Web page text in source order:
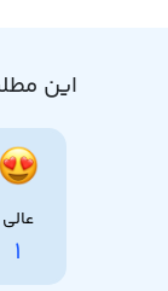
این
عالی
1